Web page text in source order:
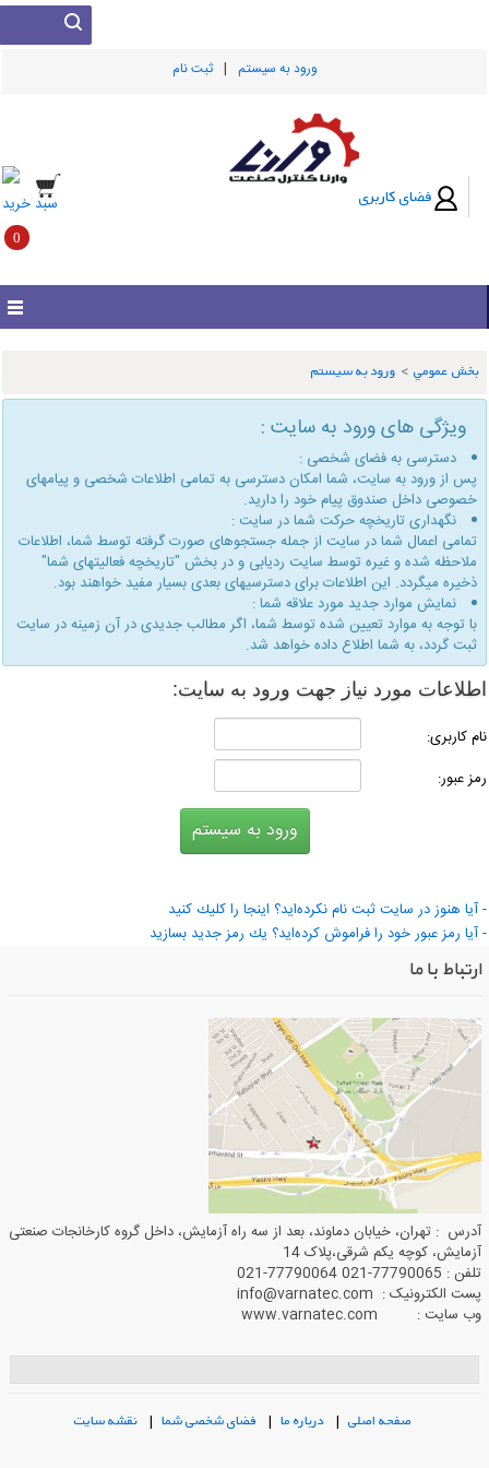
ورود به سيستم| ثبت نام
فضای کاربری سبد خرید
0
بخش عمومي> ورود به سیستم
ویژگی های ورود به سایت :
دسترسی به فضای شخصی :
پس از ورود به سایت، شما امكان دسترسی به تمامی اطلاعات شخصی و پیامهای
خصوصی داخل صندوق پیام خود را دارید.
نگهداری تاریخچه حركت شما در سایت :
تمامی اعمال شما در سایت از جمله جستجوهای صورت گرفته توسط شما، اطلاعات
ملاحظه شده و غیره توسط سایت ردیابی و در بخش "تاریخچه فعالیتهای شما"
ذخیره میگردد. این اطلاعات برای دسترسیهای بعدی بسیار مفید خواهند بود.
نمایش موارد جدید مورد علاقه شما :
با توجه به موارد تعیین شده توسط شما، اگر مطالب جدیدی در آن زمینه در سایت
ثبت گردد، به شما اطلاع داده خواهد شد.
اطلاعات مورد نیاز جهت ورود به سایت:
نام كاربری:
رمز عبور:
- آیا هنوز در سایت ثبت نام نكرده‌اید؟ اینجا را كلیك كنید
- آیا رمز عبور خود را فراموش كرده‌اید؟ یك رمز جدید بسازید
ارتباط با ما
آدرس : تهران، خیابان دماوند، بعد از سه راه آزمایش، داخل گروه کارخانجات صنعتی
آزمایش، کوچه یکم شرقی،پلاک 14
تلفن : 77790065-021 77790064-021
پست الکترونیک : info@varnatec.com
وب سایت : www.varnatec.com
صفحه اصلی| درباره ما| فضای شخصی شما| نقشه سایت